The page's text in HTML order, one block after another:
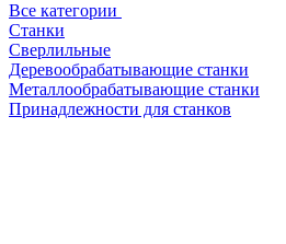
Все категории
Станки
Сверлильные
Деревообрабатывающие станки
Металлообрабатывающие станки
Принадлежности для станков